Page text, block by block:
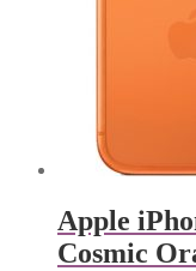
Apple
Cosmic